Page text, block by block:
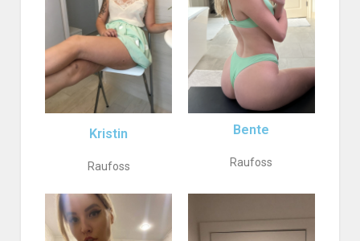
Kristin
Raufoss
Bente
Raufoss